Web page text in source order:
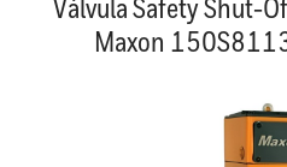
Válvula Safety Shut-
Maxon